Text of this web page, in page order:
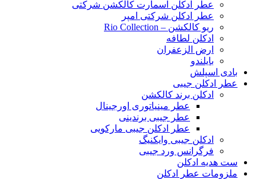
عطر ادکلن اسمارت کالکشن شرکتی
عطر ادکلن شرکتی امپر
ریو کالکشن – Rio Collection
ادکلن لطافه
ارض الزعفران
بایلندو
بادی اسپلش
عطر ادکلن جیبی
ادکلن برند کالکشن
عطر مینیاتوری اورجینال
عطر جیبی برندینی
عطر ادکلن جیبی مارکویی
ادکلن جیبی وایکنیگ
فرگرانس ورد جیبی
ست هدیه ادکلن
ملزومات عطر ادکلن